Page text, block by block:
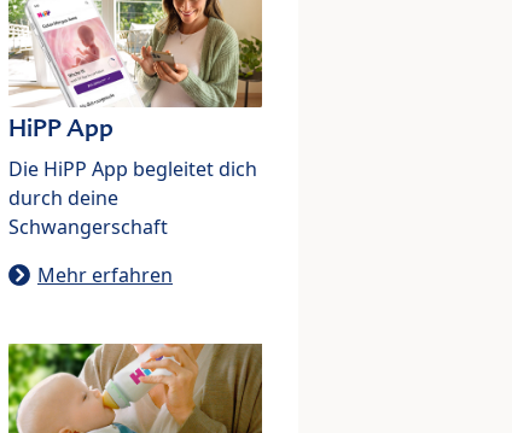
HiPP App
Die HiPP App begleitet dich
durch deine
Schwangerschaft
Mehr erfahren